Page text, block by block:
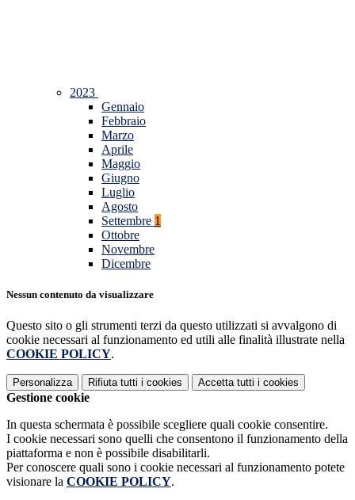
2023
Gennaio
Febbraio
Marzo
Aprile
Maggio
Giugno
Luglio
Agosto
Settembre 1
Ottobre
Novembre
Dicembre
Nessun contenuto da visualizzare
Questo sito o gli strumenti terzi da questo utilizzati si avvalgono di
cookie necessari al funzionamento ed utili alle finalità illustrate nella
COOKIE POLICY.
Personalizza Rifiuta tutti i cookies Accetta tutti i cookies
Gestione cookie
In questa schermata è possibile scegliere quali cookie consentire.
I cookie necessari sono quelli che consentono il funzionamento della
piattaforma e non è possibile disabilitarli.
Per conoscere quali sono i cookie necessari al funzionamento potete
visionare la COOKIE POLICY.